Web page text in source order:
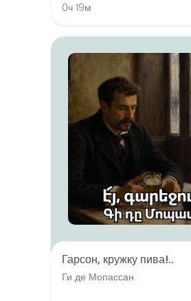
0ч 19м
Гарсон, кружку пива!..
Ги де Мопассан